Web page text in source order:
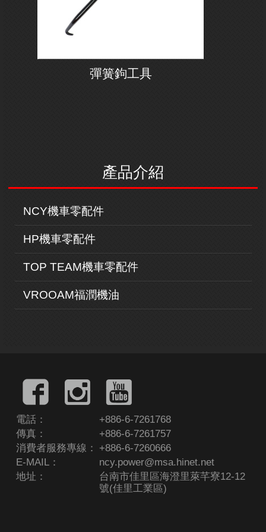
產品介紹
NCY機車零配件
HP機車零配件
TOP TEAM機車零配件
VROOAM福潤機油
彈簧鉤工具
電話：
+886-6-7261768
傳真：
+886-6-7261757
消費者服務專線：
+886-6-7260666
E-MAIL：
ncy.power@msa.hinet.net
地址：
台南市佳里區海澄里萊芊寮12-12
號(佳里工業區)